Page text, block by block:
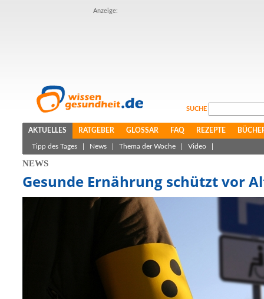
Anzeige:
SUCHE
AKTUELLES RATGEBER GLOSSAR FAQ REZEPTE
Tipp des Tages News Thema der Woche Video
NEWS
Gesunde Ernährung schützt vor